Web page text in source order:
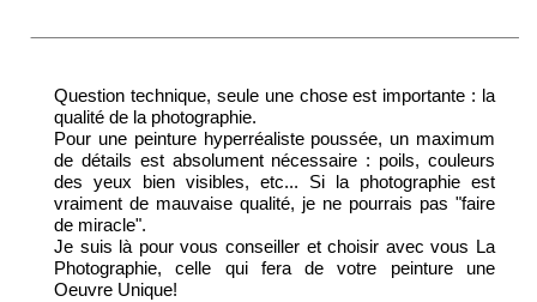
Question technique, seule une chose est importante : la
qualité de la photographie.
Pour une peinture hyperréaliste poussée, un maximum
de détails est absolument nécessaire : poils, couleurs
des yeux bien visibles, etc... Si la photographie est
vraiment de mauvaise qualité, je ne pourrais pas "faire
de miracle".
Je suis là pour vous conseiller et choisir avec vous La
Photographie, celle qui fera de votre peinture une
Oeuvre Unique!